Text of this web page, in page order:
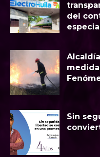
del
especial
Sin